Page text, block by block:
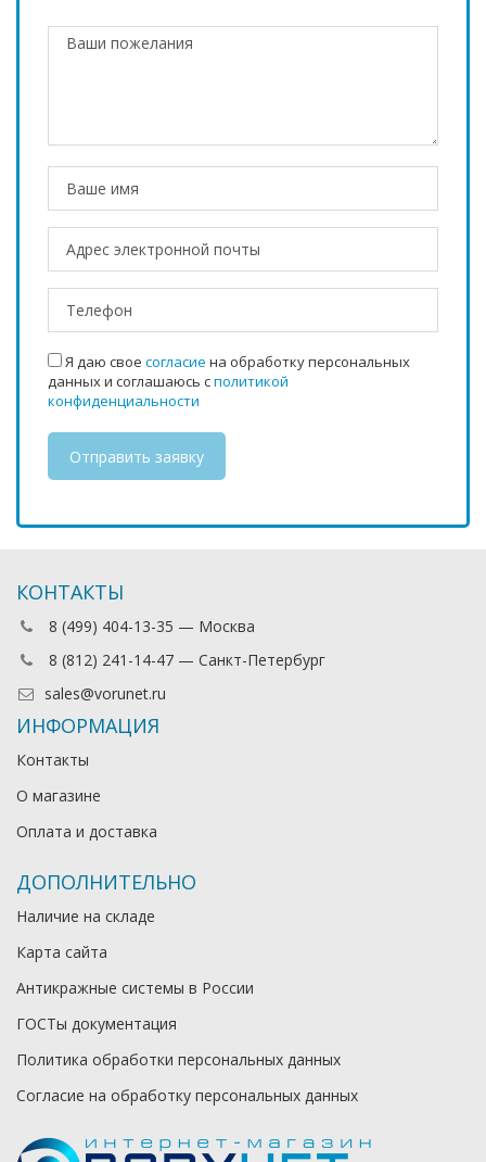
Я даю свое согласие на обработку персональных
данных и соглашаюсь сполитикой
конфиденциальности
КОНТАКТЫ
8 (499) 404-13-35 — Москва
8 (812) 241-14-47 — Санкт-Петербург
sales@vorunet.ru
ИНФОРМАЦИЯ
Контакты
О магазине
Оплата и доставка
ДОПОЛНИТЕЛЬНО
Наличие на складе
Карта сайта
Антикражные системы в России
ГОСТы документация
Политика обработки персональных данных
Согласие на обработку персональных данных